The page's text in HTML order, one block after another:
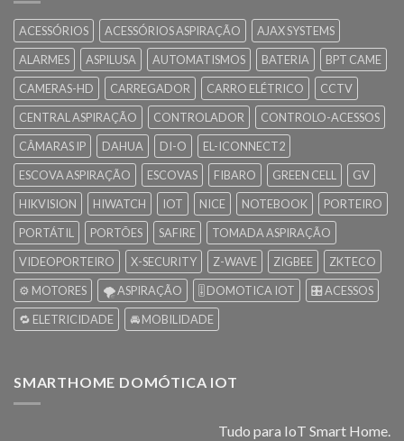
ACESSÓRIOS ACESSÓRIOS ASPIRAÇÃO
AJAX SYSTEMS
ALARMES
ASPILUSA AUTOMATISMOS BATERIA
BPT CAME
CAMERAS-HD
CARREGADOR CARRO ELÉTRICO
CCTV
CENTRAL ASPIRAÇÃO
CONTROLADOR
CONTROLO-ACESSOS
CÂMARAS IP
DAHUA DI-O
EL-ICONNECT2
ESCOVA ASPIRAÇÃO
ESCOVAS FIBARO GREEN CELL
GV
HIKVISION
HIWATCH IOT NICE NOTEBOOK
PORTEIRO
PORTÁTIL
PORTÕES SAFIRE
TOMADA ASPIRAÇÃO
VIDEOPORTEIRO
X-SECURITY Z-WAVE ZIGBEE
ZKTECO
⚙️ MOTORES
🌪️ ASPIRAÇÃO 🎚️ DOMOTICA IOT
🎛️ ACESSOS
🔁 ELETRICIDADE
🚘 MOBILIDADE
SMARTHOME DOMÓTICA IOT
Tudo para IoT Smart Home.